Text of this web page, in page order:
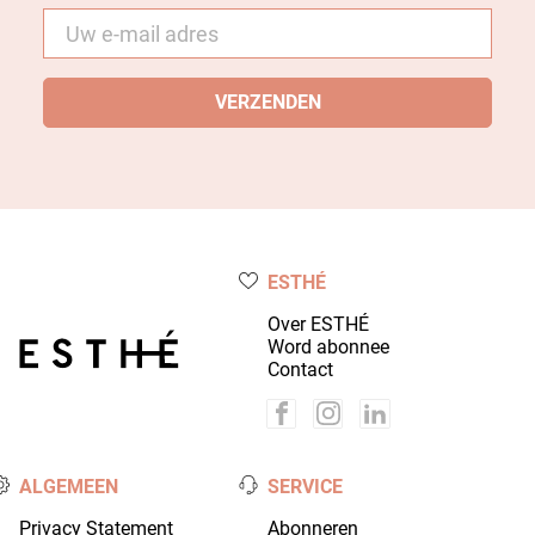
mail *
ESTHÉ
Over ESTHÉ
Word abonnee
Contact
ALGEMEEN
Privacy Statement
SERVICE
Abonneren